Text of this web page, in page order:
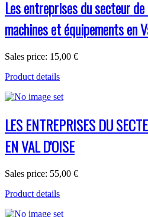
Les entreprises du secteur
machines et équipements en
Sales price: 15,00 €
Product details
LES ENTREPRISES DU
EN VAL D'OISE
Sales price: 55,00 €
Product details